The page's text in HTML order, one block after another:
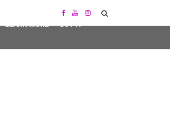
LEARN MORE GOT IT